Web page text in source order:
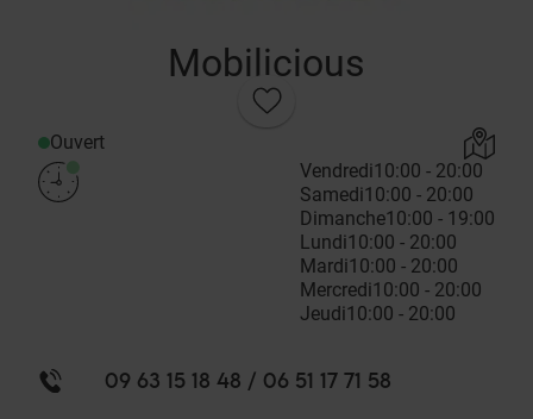
Mobilicious
Ouvert
Vendredi10:00 - 20:00
Samedi10:00 - 20:00
Dimanche10:00 - 19:00
Lundi10:00 - 20:00
Mardi10:00 - 20:00
Mercredi10:00 - 20:00
Jeudi10:00 - 20:00
09 63 15 18 48 / 06 51 17 71 58